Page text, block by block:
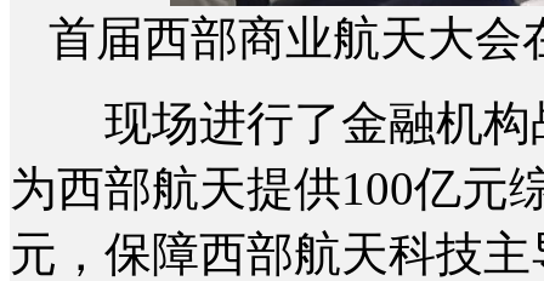
首届西部商业航天大会
现场进行了金融机构
为西部航天提供100亿元
元，保障西部航天科技